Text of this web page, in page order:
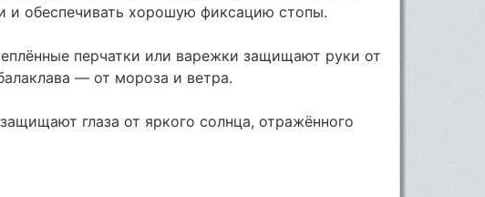
и обеспечивать хорошую фиксацию стопы.
перчатки или варежки защищают руки от
— от мороза и ветра.
глаза от яркого солнца, отражённого